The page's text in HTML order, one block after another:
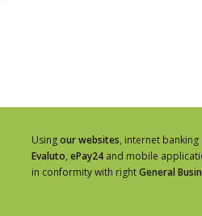
Usingour websites, internet banking
Evaluto, ePay24 and mobile
in conformity with rightGeneral